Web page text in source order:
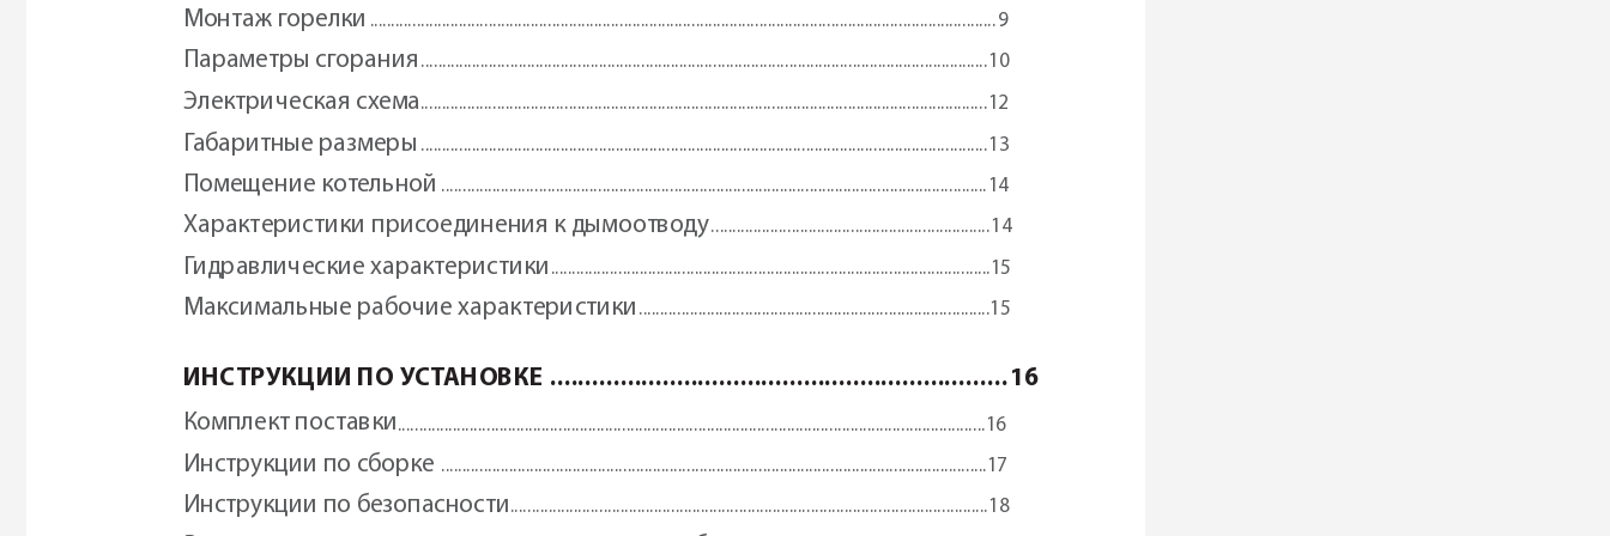
Монтаж горелки ....................................................................................................................................................9
Параметры сгорания ...................................................................................................................................... 10
Электрическая схема ......................................................................................................................................12
Габаритные размеры ......................................................................................................................................13
Помещение котельной ................................................................................................................................. 14
Характеристики присоединения к дымоотводу ..................................................................14
Гидравлические характеристики ........................................................................................................15
Максимальные рабочие характеристики ...................................................................................15
ИНСТРУКЦИИ ПО УСТАНОВКЕ .................................................................16
Комплект поставки ...........................................................................................................................................16
Инструкции по сборке .................................................................................................................................17
Инструкции по безопасности.................................................................................................................18